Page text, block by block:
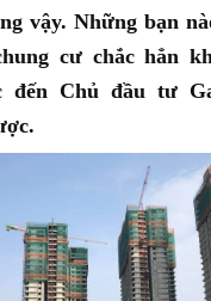
vậy. Những bạn
cư chắc hẳn
đến Chủ đầu tư